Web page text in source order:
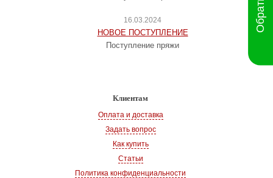
16.03.2024
НОВОЕ ПОСТУПЛЕНИЕ
Поступление пряжи
Клиентам
Оплата и доставка
Задать вопрос
Как купить
Статьи
Политика конфиденциальности